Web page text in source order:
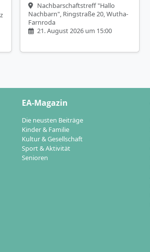
Nachbarschaftstreff "Hallo
Nachbarn", Ringstraße 20, Wutha-
Farnroda
21. August 2026 um 15:00
EA-Magazin
Die neusten Beiträge
Kinder & Familie
Kultur & Gesellschaft
Sport & Aktivität
Senioren